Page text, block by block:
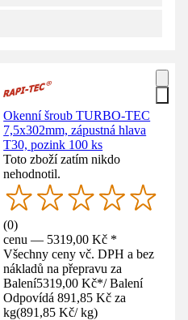
Okenní šroub TURBO-TEC
7,5x302mm, zápustná hlava
T30, pozink 100 ks
Toto zboží zatím nikdo
nehodnotil.
(0)
cenu — 5319,00 Kč *
Všechny ceny vč. DPH a bez
nákladů na přepravu za
Balení5319,00 Kč*/ Balení
Odpovídá 891,85 Kč za
kg(891,85 Kč/ kg)